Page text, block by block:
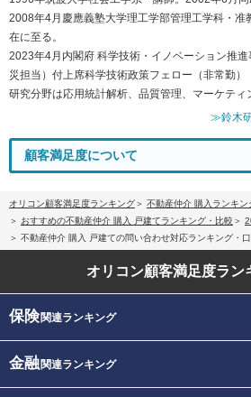
2008年4月慶應義塾大学理工学部管理工学科・准
在に至る。
2023年4月内閣府 科学技術・イノベーション推
災担当）付上席科学技術政策フェロー（非常勤）
研究分野は応用統計解析、品質管理、マーケティ
≫鈴木
顧客満足度について
オリコン顧客満足度ランキング
不動産仲介 購入ランキン
おすすめの不動産仲介 購入 戸建てランキング・比較
不動産仲介 購入 戸建ての問い合わせ対応ランキング・
オリコン顧客満足度ラン
保険関連ランキング
金融関連ランキング